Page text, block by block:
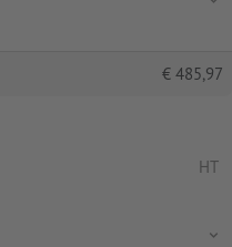
€ 485,97
HT